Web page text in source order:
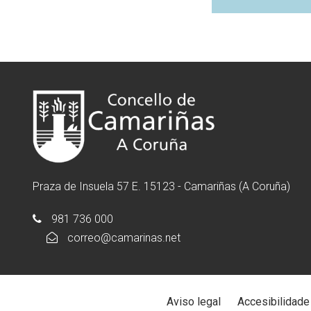
Praza de Insuela 57 E. 15123 - Camariñas (A Coruña)
981 736 000
correo@camarinas.net
Aviso legal Accesibilidade